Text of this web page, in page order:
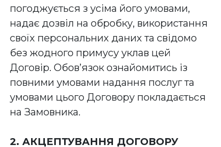
погоджується з усіма його умовами,
надає дозвіл на обробку, використання
своїх персональних даних та свідомо
без жодного примусу уклав цей
Договір. Обов’язок ознайомитись із
повними умовами надання послуг та
умовами цього Договору покладається
на Замовника.
2. АКЦЕПТУВАННЯ ДОГОВОРУ